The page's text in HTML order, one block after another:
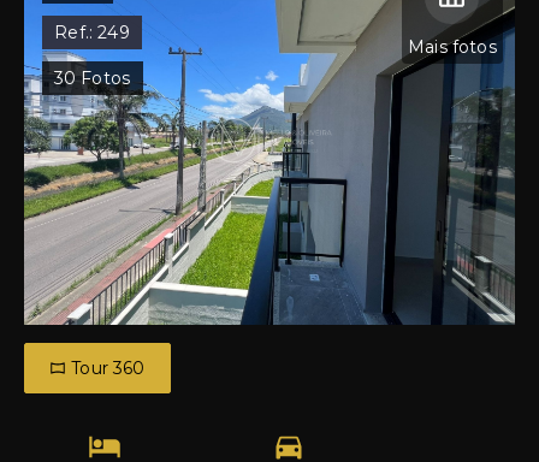
Mais fotos
Ref.:249
30Fotos
Tour 360